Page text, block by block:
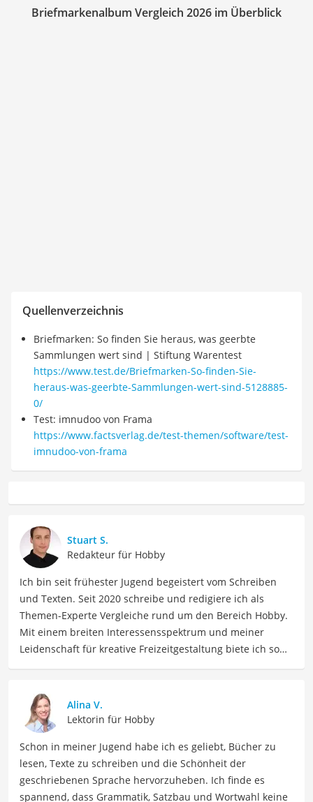
Briefmarkenalbum Vergleich 2026 im Überblick
Quellenverzeichnis
Briefmarken: So finden Sie heraus, was geerbte
Sammlungen wert sind | Stiftung Warentest
https://www.test.de/Briefmarken-So-finden-Sie-
heraus-was-geerbte-Sammlungen-wert-sind-5128885-
0/
Test: imnudoo von Frama
https://www.factsverlag.de/test-themen/software/test-
imnudoo-von-frama
Stuart S.
Redakteur für Hobby
Ich bin seit frühester Jugend begeistert vom Schreiben
und Texten. Seit 2020 schreibe und redigiere ich als
Themen-Experte Vergleiche rund um den Bereich Hobby.
Mit einem breiten Interessensspektrum und meiner
Leidenschaft für kreative Freizeitgestaltung biete ich so
Anleitungen, Produktvergleiche sowie auch Tipps, um
Menschen dabei zu helfen, ihre Leidenschaften und
Interessen zu entdecken, zu vertiefen wie auch neue
Hobbys auszuprobieren.
Der Briefmarkenalbum-Vergleich ist aus unserer Sicht
besonders empfehlenswert fürBriefmarkensammler
Alina V.
Lektorin für Hobby
Schon in meiner Jugend habe ich es geliebt, Bücher zu
lesen, Texte zu schreiben und die Schönheit der
geschriebenen Sprache hervorzuheben. Ich finde es
spannend, dass Grammatik, Satzbau und Wortwahl keine